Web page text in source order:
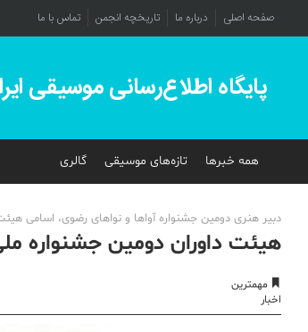
صفحه اصلی درباره ما تاریخچه انجمن تماس با ما
پایگاه اطلاع‌رسانی موسیقی
همه خبرها تازه‌های موسیقی گالری
دبیر هنری دومین جشنواره آواها و نواهای رضوی، اسامی هیئت
هیئت داوران دومین جشنواره
مهمترین
اخبار